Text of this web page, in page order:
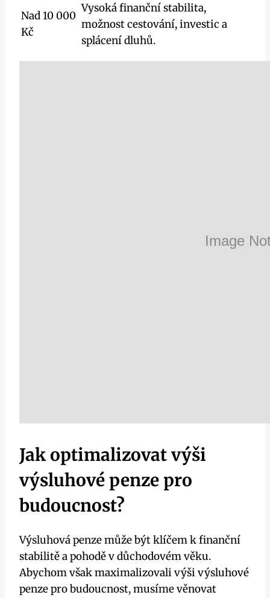
Nad 10 000
Kč
Vysoká finanční stabilita,
možnost cestování, investic a
splácení dluhů.
Jak optimalizovat výši
výsluhové penze pro
budoucnost?
Výsluhová penze může být klíčem k finanční
stabilitě a pohodě v důchodovém věku.
Abychom však maximalizovali výši výsluhové
penze pro budoucnost, musíme věnovat